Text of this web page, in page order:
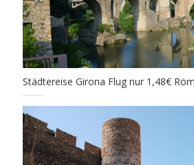
Städtereise Girona Flug nur 1,48€